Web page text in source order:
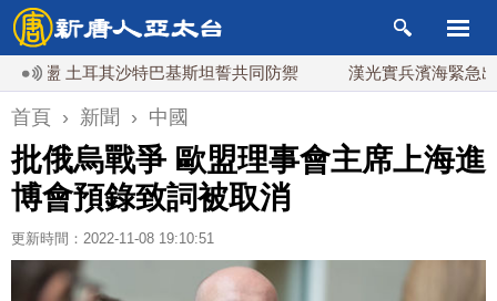
土耳其沙特巴基斯坦誓共同防禦 漢光實兵濱海緊急出港打
首頁 › 新聞 › 中國
批俄烏戰爭 歐盟理事會主席上海進
博會預錄致詞被取消
更新時間：2022-11-08 19:10:51